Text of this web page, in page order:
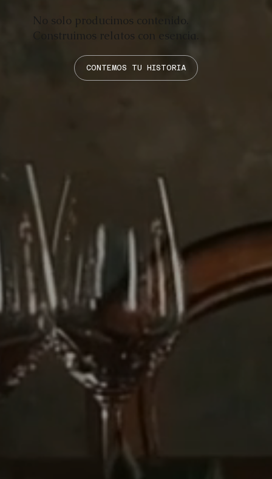
No solo producimos contenido.
Construimos relatos con esencia.
CONTEMOS TU HISTORIA